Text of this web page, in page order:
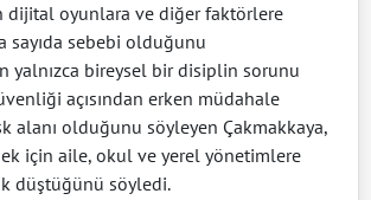
dijital oyunlara ve diğer faktörlere
sayıda sebebi olduğunu
yalnızca bireysel bir disiplin sorunu
açısından erken müdahale
alanı olduğunu söyleyen Çakmakkaya,
için aile, okul ve yerel yönetimlere
düştüğünü söyledi.